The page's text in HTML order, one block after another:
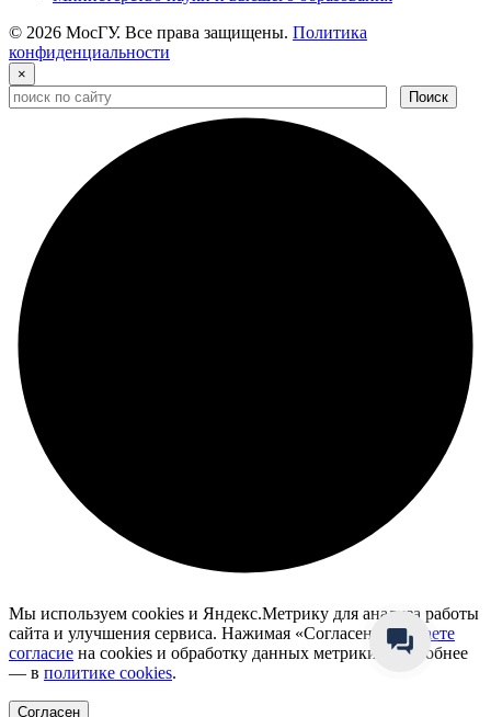
© 2026 МосГУ. Все права защищены. Политика
конфиденциальности
×
Мы используем cookies и Яндекс.Метрику для анализа работы
сайта и улучшения сервиса. Нажимая «Согласен», вы
даете
согласие на cookies и обработку данных метрики. Подробнее
— в политике cookies.
Согласен